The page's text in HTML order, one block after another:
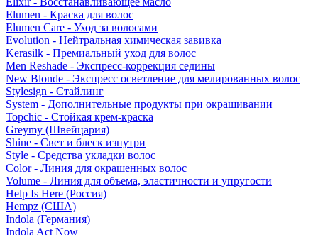
Elumen - Краска для волос
Elumen Care - Уход за волосами
Evolution - Нейтральная химическая завивка
Kerasilk - Премиальный уход для волос
Men Reshade - Экспресс-коррекция седины
New Blonde - Экспресс осветление для мелированных волос
Stylesign - Стайлинг
System - Дополнительные продукты при окрашивании
Topchic - Стойкая крем-краска
Greymy (Швейцария)
Shine - Свет и блеск изнутри
Style - Средства укладки волос
Color - Линия для окрашенных волос
Volume - Линия для объема, эластичности и упругости
Help Is Here (Россия)
Hempz (США)
Indola (Германия)
Indola Act Now